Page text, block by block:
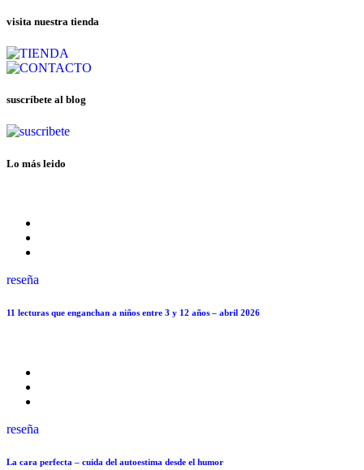
visita nuestra tienda
suscríbete al blog
Lo más leido
reseña
11 lecturas que enganchan a niños entre 3 y 12 años – abril 2026
reseña
La cara perfecta – cuida del autoestima desde el humor